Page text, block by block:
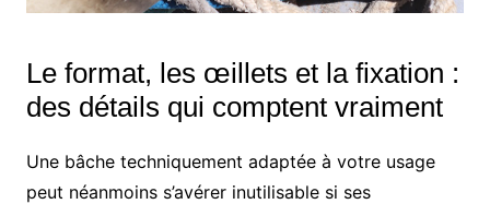
Le format, les œillets et la fixation :
des détails qui comptent vraiment
Une bâche techniquement adaptée à votre usage
peut néanmoins s’avérer inutilisable si ses